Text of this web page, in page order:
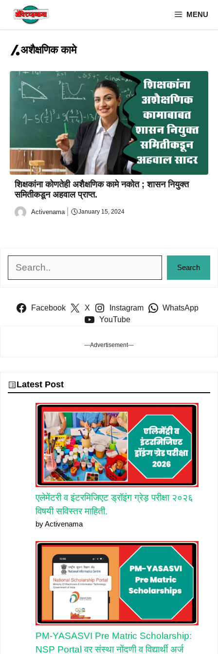
MENU
अशैक्षणिक कामे
शिक्षकांना कोणतेही अशैक्षणिक कामे नकोत ; शासन नियुक्त
समितीकडून अहवाल प्राप्त.
Activenama January 15, 2024
Search
Search
Facebook X Instagram
WhatsApp
YouTube
---Advertisement---
Latest Post
एलेमेंटरी व इंटरमिजिएट ड्रॉइंग ग्रेड़ परीक्षा २०२६
विषयी सविस्तर माहिती.
by Activenama
PM-YASASVI Pre Matric Scholarship:
NSP Portal वर संस्था नोंदणी व विद्यार्थी अर्ज